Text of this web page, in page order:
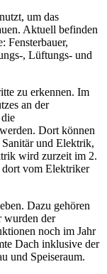
um das
Aktuell befinden
Fensterbauer,
, Lüftungs- und
zu erkennen. Im
an der
Dort können
und Elektrik,
wird zurzeit im 2.
dort vom Elektriker
Dazu gehören
wurden der
noch im Jahr
Dach inklusive der
und Speiseraum.